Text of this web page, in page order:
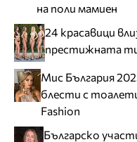
на поли мамиен
24 красавици
престижната
Мис България
блести с
Fashion
Българско